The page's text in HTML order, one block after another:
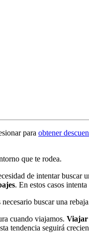
para obtener
que te rodea.
de intentar buscar
. En estos casos
buscar una
cuando viajamos. Viajar
tendencia seguirá